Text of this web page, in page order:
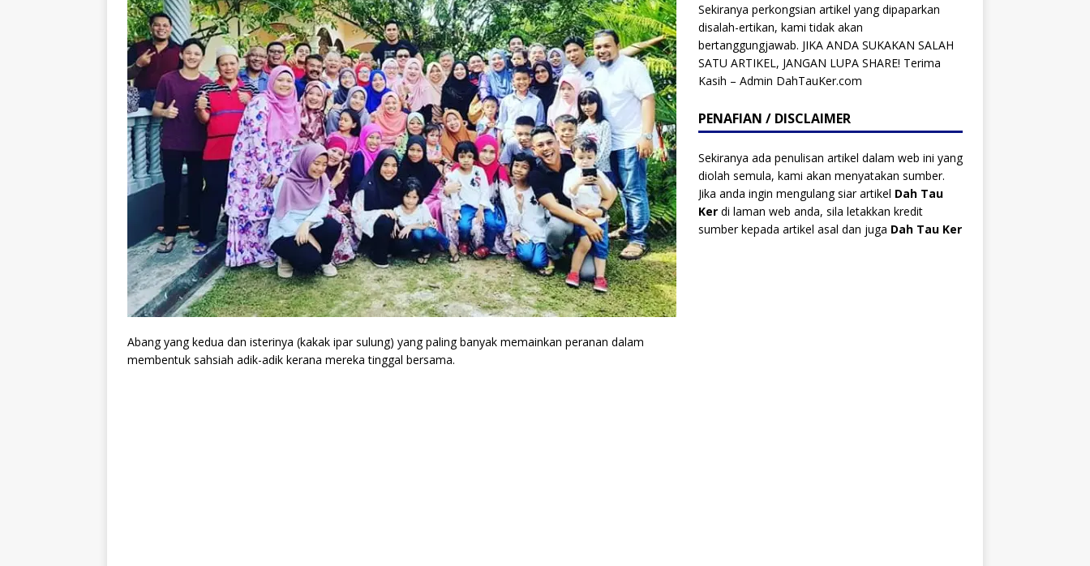
Abang yang kedua dan isterinya (kakak ipar sulung) yang paling banyak memainkan peranan dalam
membentuk sahsiah adik-adik kerana mereka tinggal bersama.
Sekiranya perkongsian artikel yang dipaparkan
disalah-ertikan, kami tidak akan
bertanggungjawab. JIKA ANDA SUKAKAN SALAH
SATU ARTIKEL, JANGAN LUPA SHARE! Terima
Kasih – Admin DahTauKer.com
PENAFIAN / DISCLAIMER
Sekiranya ada penulisan artikel dalam web ini yang
diolah semula, kami akan menyatakan sumber.
Jika anda ingin mengulang siar artikel Dah Tau
Kerdi laman web anda, sila letakkan kredit
sumber kepada artikel asal dan juga Dah Tau Ker